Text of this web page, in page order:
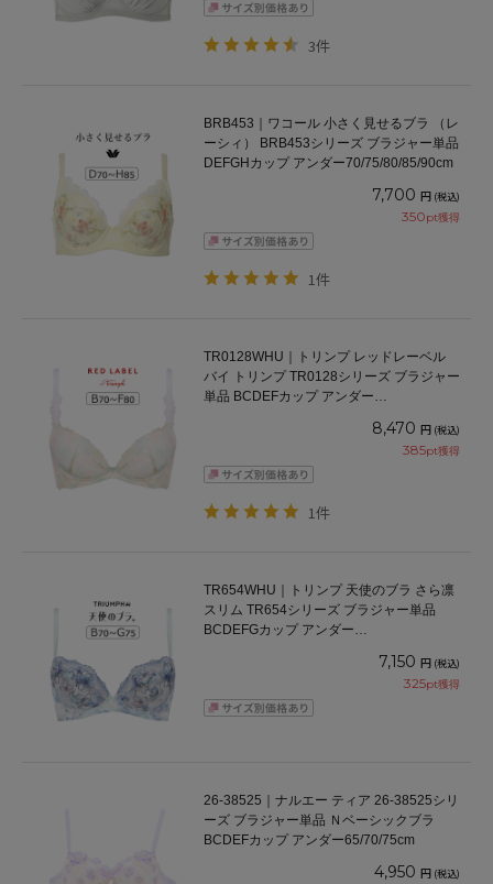
3件
BRB453｜ワコール 小さく見せるブラ （レ
ーシィ） BRB453シリーズ ブラジャー単品
DEFGHカップ アンダー70/75/80/85/90cm
7,700 円 (税込)
350pt獲得
1件
TR0128WHU｜トリンプ レッドレーベル
バイ トリンプ TR0128シリーズ ブラジャー
単品 BCDEFカップ アンダー
8,470 円 (税込)
385pt獲得
1件
TR654WHU｜トリンプ 天使のブラ さら凛
スリム TR654シリーズ ブラジャー単品
BCDEFGカップ アンダー
7,150 円 (税込)
325pt獲得
26-38525｜ナルエー ティア 26-38525シリ
ーズ ブラジャー単品 Ｎベーシックブラ
BCDEFカップ アンダー65/70/75cm
4,950 円 (税込)